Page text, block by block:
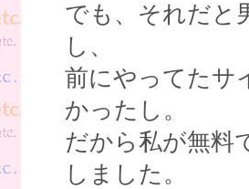
でも、それだと
し、
前にやってたサ
かったし。
だから私が無料
しました。